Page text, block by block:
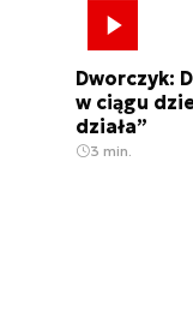
Dworczyk:
w ciągu
działa”
3 min.